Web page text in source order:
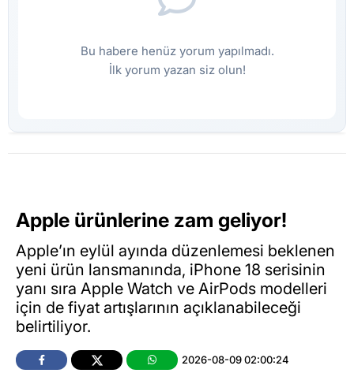
Bu habere henüz yorum yapılmadı.
İlk yorum yazan siz olun!
Apple ürünlerine zam geliyor!
Apple’ın eylül ayında düzenlemesi beklenen
yeni ürün lansmanında, iPhone 18 serisinin
yanı sıra Apple Watch ve AirPods modelleri
için de fiyat artışlarının açıklanabileceği
belirtiliyor.
2026-08-09 02:00:24